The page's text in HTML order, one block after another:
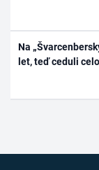
Na
let, teď ceduli